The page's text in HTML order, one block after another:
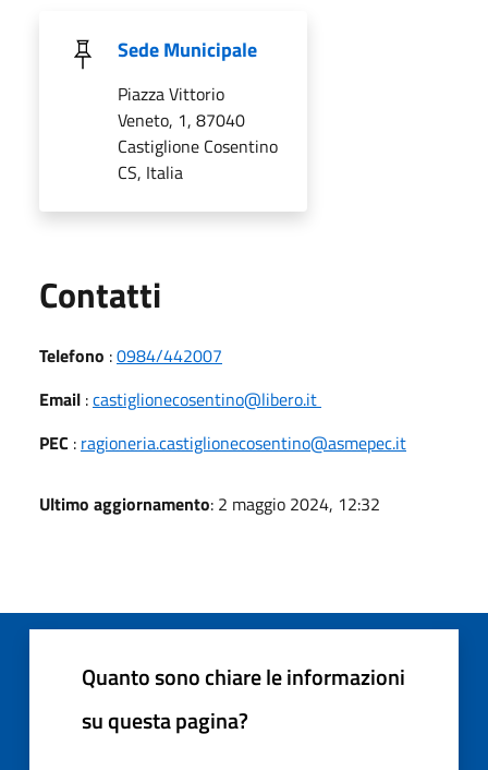
Sede Municipale
Piazza Vittorio
Veneto, 1, 87040
Castiglione Cosentino
CS, Italia
Contatti
Telefono :0984/442007
Email :castiglionecosentino@libero.it
PEC : ragioneria.castiglionecosentino@asmepec.it
Ultimo aggiornamento: 2 maggio 2024, 12:32
Quanto sono chiare le informazioni
su questa pagina?